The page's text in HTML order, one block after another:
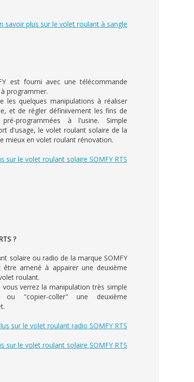
savoir plus sur le volet roulant à sangle
est fourni avec une télécommande
programmer.
les quelques manipulations à réaliser
et de régler définiivement les fins de
programmées à l'usine. Simple
d'usage, le volet roulant solaire de la
mieux en volet roulant rénovation.
sur le volet roulant solaire SOMFY RTS
?
solaire ou radio de la marque SOMFY
être amené à appairer une deuxième
roulant.
verrez la manipulation très simple
"copier-coller" une deuxième
sur le volet roulant radio SOMFY RTS
sur le volet roulant solaire SOMFY RTS